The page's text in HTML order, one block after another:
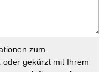
zum
gekürzt mit Ihrem